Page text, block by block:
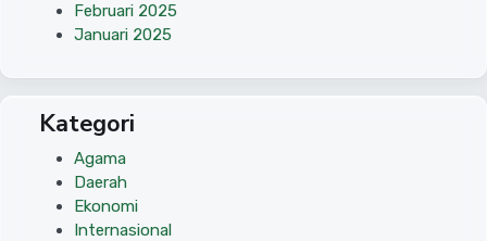
Februari 2025
Januari 2025
Kategori
Agama
Daerah
Ekonomi
Internasional